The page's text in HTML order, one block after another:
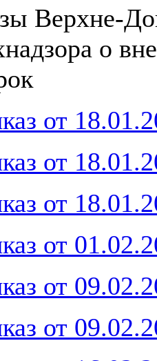
Верхне-
о
от
от
от
от
от
от